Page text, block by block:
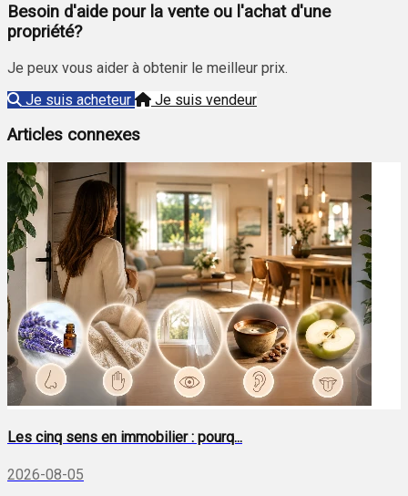
Besoin d'aide pour la vente ou l'achat d'une
propriété?
Je peux vous aider à obtenir le meilleur prix.
Je suis acheteur
Je suis vendeur
Articles connexes
Les cinq sens en immobilier : pourq...
2026-08-05